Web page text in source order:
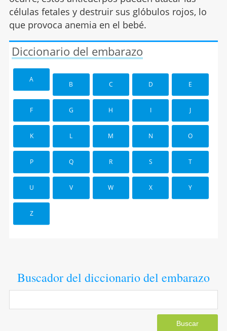
células fetales y destruir sus glóbulos rojos, lo
que provoca anemia en el bebé.
Diccionario del embarazo
A
B C D E
F G H I J
K L M N O
P Q R S T
U V W X Y
Z
Buscador del diccionario del embarazo